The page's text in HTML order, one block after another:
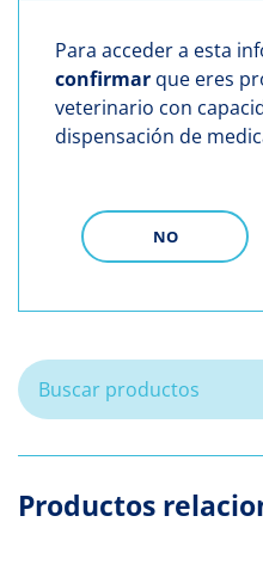
Para acceder a esta
confirmar que eres
veterinario con
dispensación de
NO
Productos